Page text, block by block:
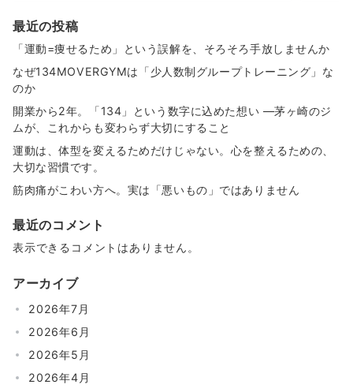
最近の投稿
「運動=痩せるため」という誤解を、そろそろ手放しませんか
なぜ134MOVERGYMは「少人数制グループトレーニング」な
のか
開業から2年。「134」という数字に込めた想い ―茅ヶ崎のジ
ムが、これからも変わらず大切にすること
運動は、体型を変えるためだけじゃない。心を整えるための、
大切な習慣です。
筋肉痛がこわい方へ。実は「悪いもの」ではありません
最近のコメント
表示できるコメントはありません。
アーカイブ
2026年7月
2026年6月
2026年5月
2026年4月